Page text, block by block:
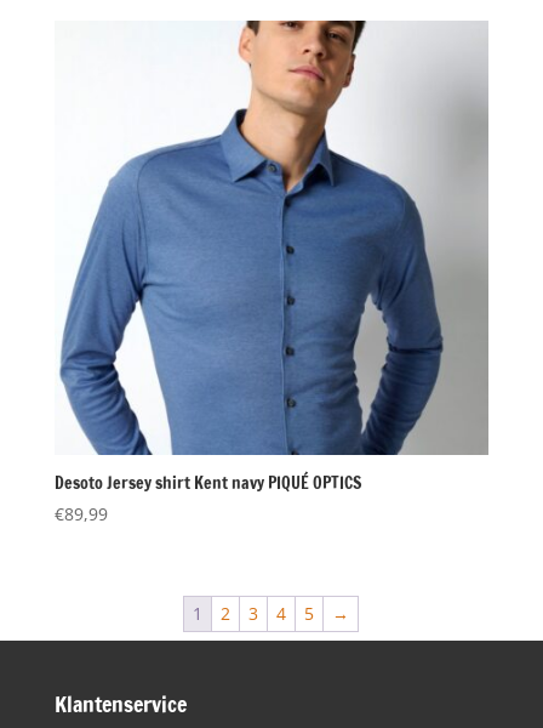
Desoto Jersey shirt Kent navy PIQUÉ OPTICS
€89,99
1 2 3 4 5 →
Klantenservice